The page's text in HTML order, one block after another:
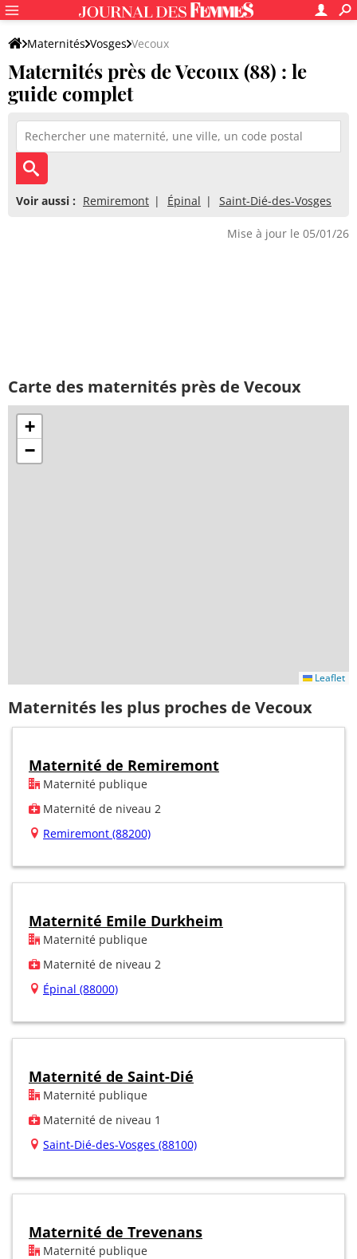
Maternités Vosges Vecoux
Maternités près de Vecoux (88) : le
guide complet
Voir aussi : Remiremont Épinal Saint-Dié-des-Vosges
Mise à jour le 05/01/26
Carte des maternités près de Vecoux
+
−
Leaflet
Maternités les plus proches de Vecoux
Maternité de Remiremont
Maternité publique
Maternité de niveau 2
Remiremont (88200)
Maternité Emile Durkheim
Maternité publique
Maternité de niveau 2
Épinal (88000)
Maternité de Saint-Dié
Maternité publique
Maternité de niveau 1
Saint-Dié-des-Vosges (88100)
Maternité de Trevenans
Maternité publique